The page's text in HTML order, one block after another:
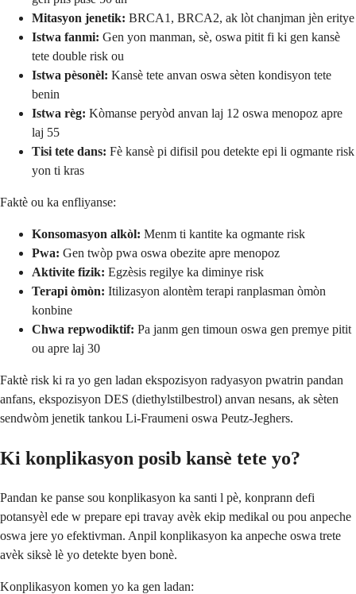
Mitasyon jenetik: BRCA1, BRCA2, ak lòt chanjman jèn eritye
Istwa fanmi: Gen yon manman, sè, oswa pitit fi ki gen kansè
tete double risk ou
Istwa pèsonèl: Kansè tete anvan oswa sèten kondisyon tete
benin
Istwa règ: Kòmanse peryòd anvan laj 12 oswa menopoz apre
laj 55
Tisi tete dans: Fè kansè pi difisil pou detekte epi li ogmante risk
yon ti kras
Faktè ou ka enfliyanse:
Konsomasyon alkòl: Menm ti kantite ka ogmante risk
Pwa: Gen twòp pwa oswa obezite apre menopoz
Aktivite fizik: Egzèsis regilye ka diminye risk
Terapi òmòn: Itilizasyon alontèm terapi ranplasman òmòn
konbine
Chwa repwodiktif: Pa janm gen timoun oswa gen premye pitit
ou apre laj 30
Faktè risk ki ra yo gen ladan ekspozisyon radyasyon pwatrin pandan
anfans, ekspozisyon DES (diethylstilbestrol) anvan nesans, ak sèten
sendwòm jenetik tankou Li-Fraumeni oswa Peutz-Jeghers.
Ki konplikasyon posib kansè tete yo?
Pandan ke panse sou konplikasyon ka santi l pè, konprann defi
potansyèl ede w prepare epi travay avèk ekip medikal ou pou anpeche
oswa jere yo efektivman. Anpil konplikasyon ka anpeche oswa trete
avèk siksè lè yo detekte byen bonè.
Konplikasyon komen yo ka gen ladan: